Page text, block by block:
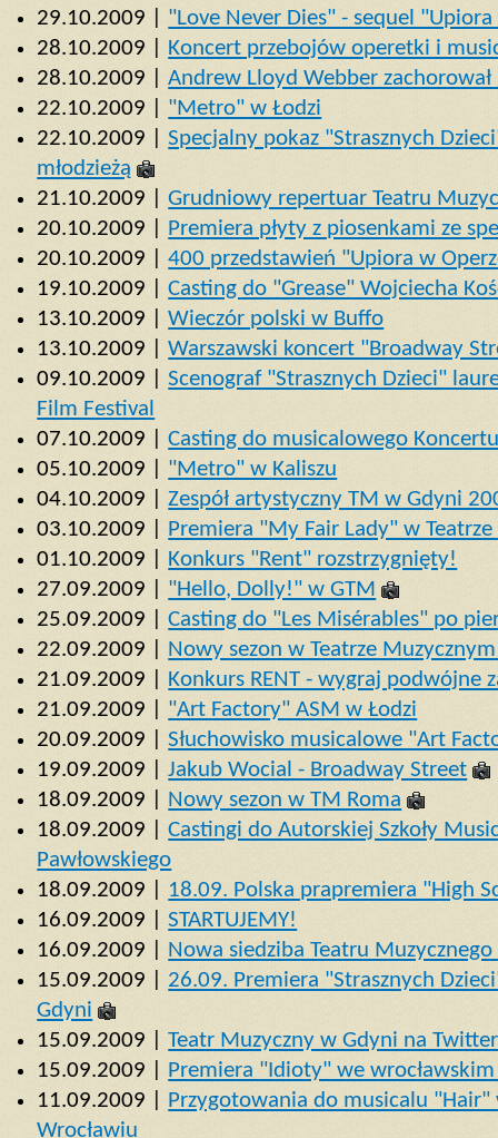
29.10.2009 | "Love Never Dies" - sequel
28.10.2009 |
Koncert przebojów operetki i
28.10.2009 |Andrew Lloyd Webber zachorował
22.10.2009 | "Metro" w Łodzi
22.10.2009 |Specjalny pokaz "Strasznych
młodzieżą
21.10.2009 |Grudniowy repertuar Teatru
20.10.2009 |
Premiera płyty z piosenkami ze
20.10.2009 |400 przedstawień "Upiora w
19.10.2009 |Casting do "Grease" Wojciecha
13.10.2009 |Wieczór polski w Buffo
13.10.2009 |Warszawski koncert "Broadway
09.10.2009 |Scenograf "Strasznych Dzieci"
Film Festival
07.10.2009 |Casting do musicalowego
05.10.2009 | "Metro" w Kaliszu
04.10.2009 |Zespół artystyczny TM w Gdyni
03.10.2009 |
Premiera "My Fair Lady" w
01.10.2009 |
Konkurs "Rent" rozstrzygnięty!
27.09.2009 | "Hello, Dolly!" w GTM
25.09.2009 |Casting do "Les Misérables" po
22.09.2009 |
Nowy sezon w Teatrze
21.09.2009 |
Konkurs RENT - wygraj podwójne
21.09.2009 | "Art Factory" ASM w Łodzi
20.09.2009 |Słuchowisko musicalowe "Art
19.09.2009 |Jakub Wocial - Broadway Street
18.09.2009 |
Nowy sezon w TM Roma
18.09.2009 |Castingi do Autorskiej Szkoły
Pawłowskiego
18.09.2009 | 18.09. Polska prapremiera "High
16.09.2009 |STARTUJEMY!
16.09.2009 |
Nowa siedziba Teatru
15.09.2009 | 26.09. Premiera "Strasznych
Gdyni
15.09.2009 |Teatr Muzyczny w Gdyni na
15.09.2009 |
Premiera "Idioty" we
11.09.2009 |
Przygotowania do musicalu "Hair"
Wrocławiu